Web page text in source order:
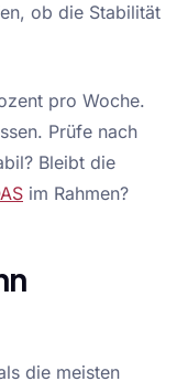
ob die Stabilität
pro Woche.
Prüfe nach
Bleibt die
im Rahmen?
die meisten